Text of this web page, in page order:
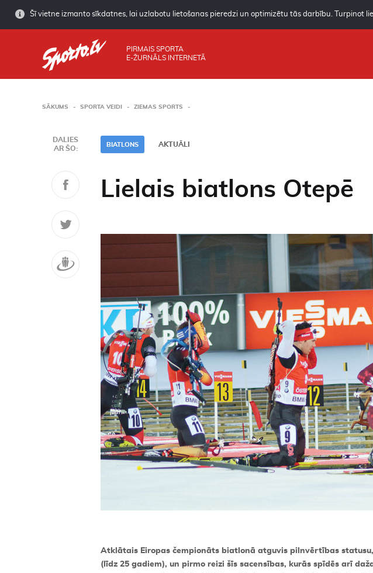
Šī vietne izmanto sīkdatnes, lai uzlabotu lietošanas pieredzi un optimizētu tās darbību. Turpinot
PIRMAIS SPORTA
E-ŽURNĀLS INTERNETĀ
SĀKUMS SPORTA VEIDI ZIEMAS SPORTS
DALIES
AR ŠO:
BIATLONS AKTUĀLI
Lielais biatlons Otepē
Atklātais Eiropas čempionāts biatlonā atguvis pilnvērtības
(līdz 25 gadiem), un pirmo reizi šīs sacensības, kurās spīdēs arī